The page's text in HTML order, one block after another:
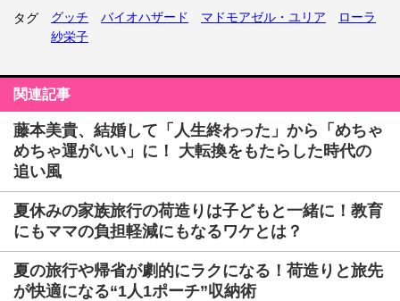
タグ グッチ バイオハザード マドモアゼル・ユリア
ローラ
紗栄子
関連記事
藤本美貴、結婚して「人生終わった」から「めちゃ
めちゃ運がいい」に！ 大転換をもたらした時代の
追い風
夏休みの家族旅行の荷造りは子どもと一緒に！教育
にもママの負担軽減にもなるワケとは？
夏の旅行や帰省が劇的にラクになる！荷造りと旅先
が快適になる“1人1ポーチ”収納術